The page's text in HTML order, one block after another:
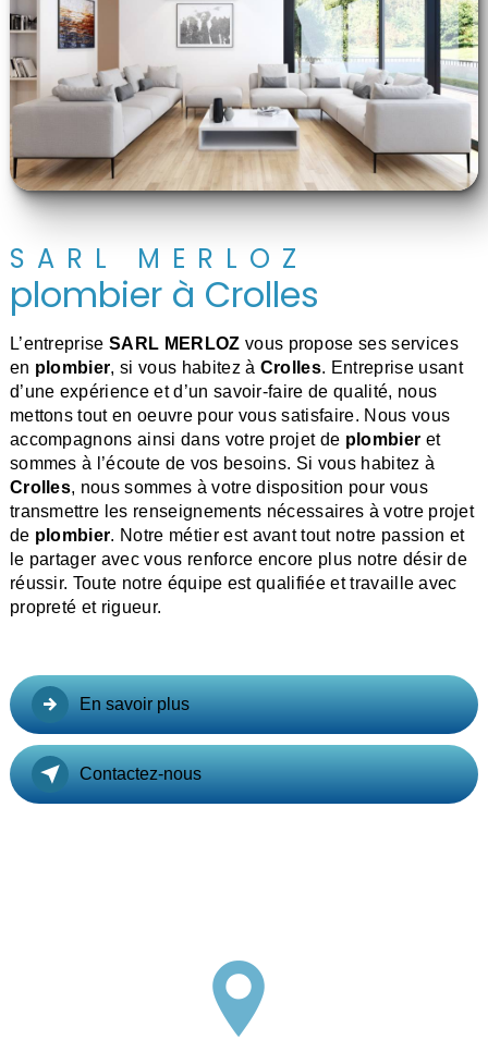
SARL MERLOZ
plombier à Crolles
L’entrepriseSARL MERLOZ vous propose ses services
en plombier, si vous habitez à Crolles. Entreprise usant
d’une expérience et d’un savoir-faire de qualité, nous
mettons tout en oeuvre pour vous satisfaire. Nous vous
accompagnons ainsi dans votre projet de plombier et
sommes à l’écoute de vos besoins. Si vous habitez à
Crolles, nous sommes à votre disposition pour vous
transmettre les renseignements nécessaires à votre projet
de plombier. Notre métier est avant tout notre passion et
le partager avec vous renforce encore plus notre désir de
réussir. Toute notre équipe est qualifiée et travaille avec
propreté et rigueur.
En savoir plus
Contactez-nous